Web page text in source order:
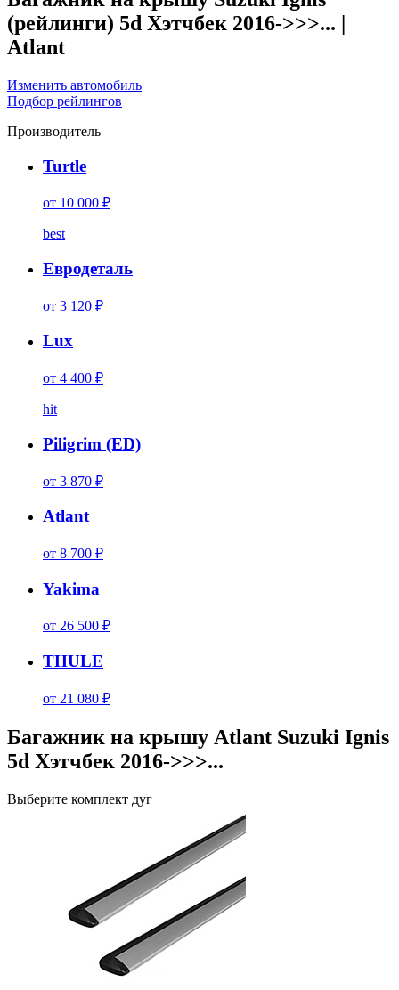
(рейлинги) 5d Хэтчбек 2016->>>... |
Atlant
Изменить автомобиль
Подбор рейлингов
Производитель
Turtle
от 10 000 ₽
best
Евродеталь
от 3 120 ₽
Lux
от 4 400 ₽
hit
Piligrim (ED)
от 3 870 ₽
Atlant
от 8 700 ₽
Yakima
от 26 500 ₽
THULE
от 21 080 ₽
Багажник на крышу Atlant Suzuki Ignis
5d Хэтчбек 2016->>>...
Выберите комплект дуг